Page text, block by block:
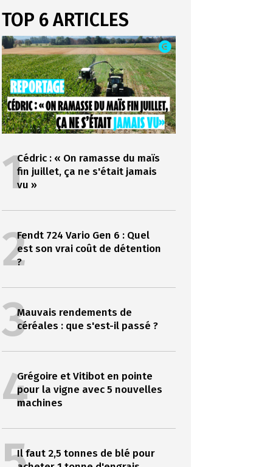
TOP 6 ARTICLES
1Cédric : « On ramasse du maïs
fin juillet, ça ne s'était jamais
vu »
2Fendt 724 Vario Gen 6 : Quel
est son vrai coût de détention
?
3Mauvais rendements de
céréales : que s'est-il passé ?
4Grégoire et Vitibot en pointe
pour la vigne avec 5 nouvelles
machines
Il faut 2,5 tonnes de blé pour